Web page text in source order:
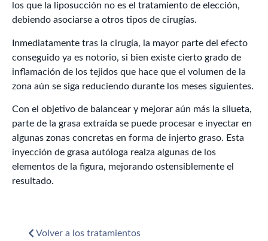
los que la liposucción no es el tratamiento de elección,
debiendo asociarse a otros tipos de cirugías.
Inmediatamente tras la cirugía, la mayor parte del efecto
conseguido ya es notorio, si bien existe cierto grado de
inflamación de los tejidos que hace que el volumen de la
zona aún se siga reduciendo durante los meses siguientes.
Con el objetivo de balancear y mejorar aún más la silueta,
parte de la grasa extraída se puede procesar e inyectar en
algunas zonas concretas en forma de injerto graso. Esta
inyección de grasa autóloga realza algunas de los
elementos de la figura, mejorando ostensiblemente el
resultado.
Volver a los tratamientos